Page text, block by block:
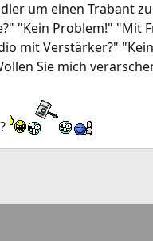
um einen Trabant
"Kein Problem!" "Mit
mit Verstärker?"
Sie mich